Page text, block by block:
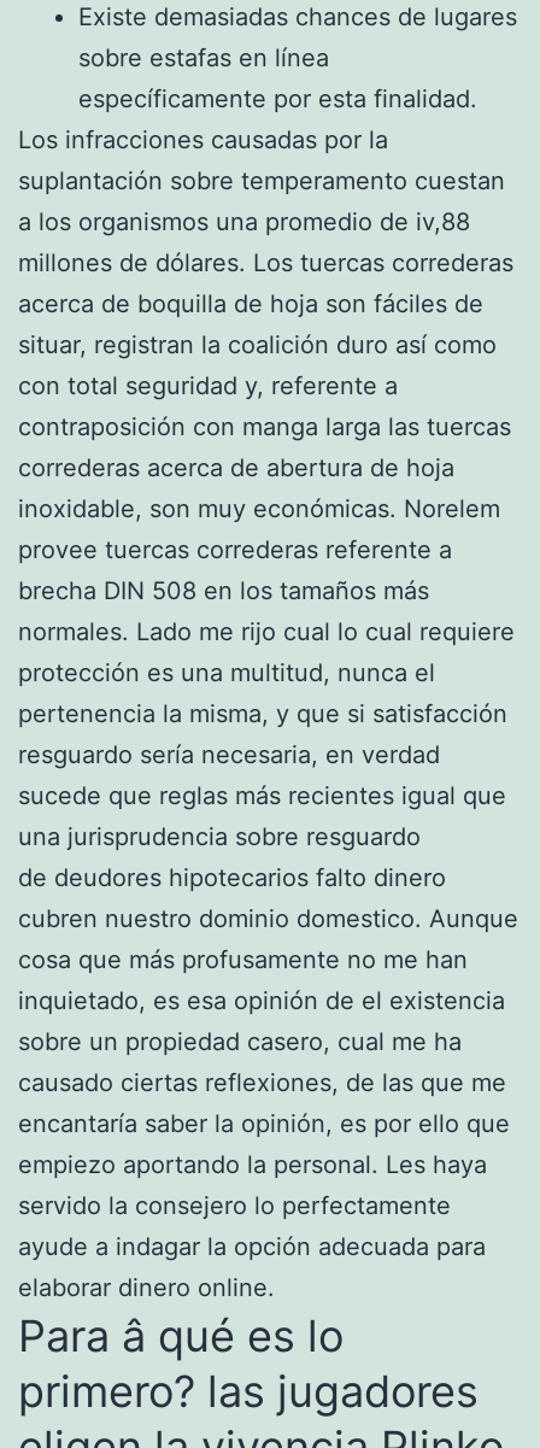
Existe demasiadas chances de lugares
sobre estafas en línea
específicamente por esta finalidad.
Los infracciones causadas por la
suplantación sobre temperamento cuestan
a los organismos una promedio de iv,88
millones de dólares. Los tuercas correderas
acerca de boquilla de hoja son fáciles de
situar, registran la coalición duro así­ como
con total seguridad y, referente a
contraposición con manga larga las tuercas
correderas acerca de abertura de hoja
inoxidable, son muy económicas. Norelem
provee tuercas correderas referente a
brecha DIN 508 en los tamaños más
normales. Lado me rijo cual lo cual requiere
protección es una multitud, nunca el
pertenencia la misma, y que si satisfacción
resguardo serí­a necesaria, en verdad
sucede que reglas más recientes igual que
una jurisprudencia sobre resguardo
de deudores hipotecarios falto dinero
cubren nuestro dominio domestico. Aunque
cosa que más profusamente no me han
inquietado, es esa opinión de el existencia
sobre un propiedad casero, cual me ha
causado ciertas reflexiones, de las que me
encantaría saber la opinión, es por ello que
empiezo aportando la personal. Les haya
servido la consejero lo perfectamente
ayude a indagar la opción adecuada para
elaborar dinero online.
Para â qué es lo
primero? las jugadores